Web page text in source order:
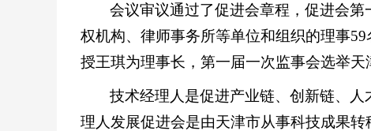
会议审议通过了促进会章程，促进会
权机构、律师事务所等单位和组织的理事
授王琪为理事长，第一届一次监事会选举
技术经理人是促进产业链、创新链、
理人发展促进会是由天津市从事科技成果